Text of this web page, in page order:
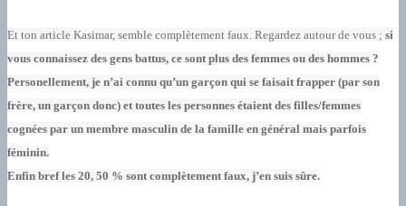
Et ton article Kasimar, semble complètement faux. Regardez autour de vous ; si
vous connaissez des gens battus, ce sont plus des femmes ou des hommes ?
Personellement, je n’ai connu qu’un garçon qui se faisait frapper (par son
frère, un garçon donc) et toutes les personnes étaient des filles/femmes
cognées par un membre masculin de la famille en général mais parfois
féminin.
Enfin bref les 20, 50 % sont complètement faux, j’en suis sûre.